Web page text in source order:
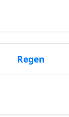
Regen